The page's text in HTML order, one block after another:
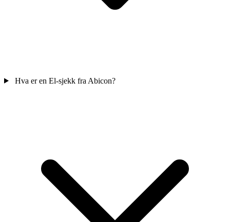
Hva er en El-sjekk fra Abicon?